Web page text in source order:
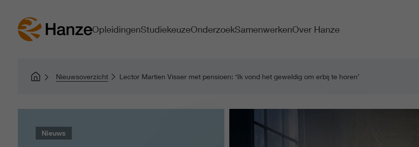
OpleidingenStudiekeuzeOnderzoekSamenwerkenOver Hanze
Nieuwsoverzicht Lector Martien Visser met pensioen: ‘Ik vond het geweldig om erbij te horen’
Nieuws